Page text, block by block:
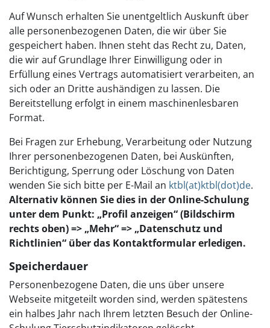
Auf Wunsch erhalten Sie unentgeltlich Auskunft über
alle personenbezogenen Daten, die wir über Sie
gespeichert haben. Ihnen steht das Recht zu, Daten,
die wir auf Grundlage Ihrer Einwilligung oder in
Erfüllung eines Vertrags automatisiert verarbeiten, an
sich oder an Dritte aushändigen zu lassen. Die
Bereitstellung erfolgt in einem maschinenlesbaren
Format.
Bei Fragen zur Erhebung, Verarbeitung oder Nutzung
Ihrer personenbezogenen Daten, bei Auskünften,
Berichtigung, Sperrung oder Löschung von Daten
wenden Sie sich bitte per E-Mail an ktbl(at)ktbl(dot)de.
Alternativ können Sie dies in der Online-Schulung
unter dem Punkt: „Profil anzeigen“ (Bildschirm
rechts oben) => „Mehr“ => „Datenschutz und
Richtlinien“ über das Kontaktformular erledigen.
Speicherdauer
Personenbezogene Daten, die uns über unsere
Webseite mitgeteilt worden sind, werden spätestens
ein halbes Jahr nach Ihrem letzten Besuch der Online-